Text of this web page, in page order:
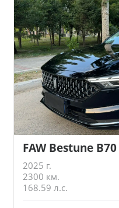
FAW Bestune
2025 г.
2300 км.
168.59 л.с.